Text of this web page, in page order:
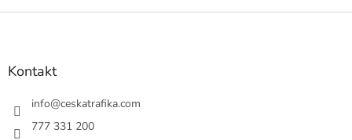
v
Z
Kontakt
info@ceskatrafika.com
777 331 200